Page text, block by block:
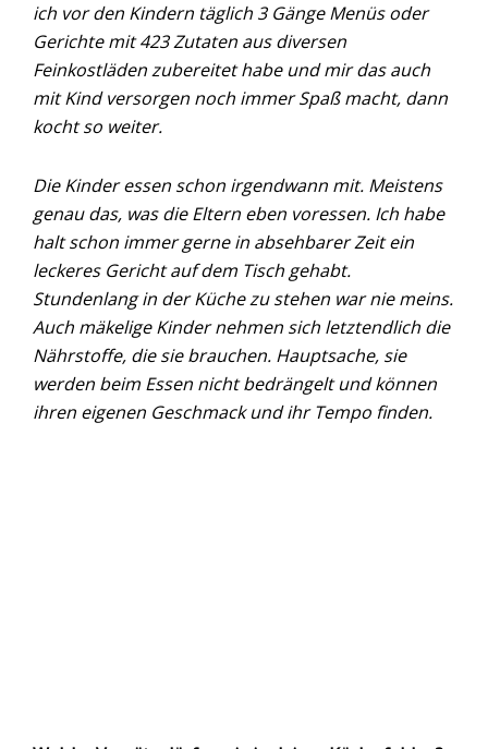
ich vor den Kindern täglich 3 Gänge Menüs oder
Gerichte mit 423 Zutaten aus diversen
Feinkostläden zubereitet habe und mir das auch
mit Kind versorgen noch immer Spaß macht, dann
kocht so weiter.
Die Kinder essen schon irgendwann mit. Meistens
genau das, was die Eltern eben voressen. Ich habe
halt schon immer gerne in absehbarer Zeit ein
leckeres Gericht auf dem Tisch gehabt.
Stundenlang in der Küche zu stehen war nie meins.
Auch mäkelige Kinder nehmen sich letztendlich die
Nährstoffe, die sie brauchen. Hauptsache, sie
werden beim Essen nicht bedrängelt und können
ihren eigenen Geschmack und ihr Tempo finden.